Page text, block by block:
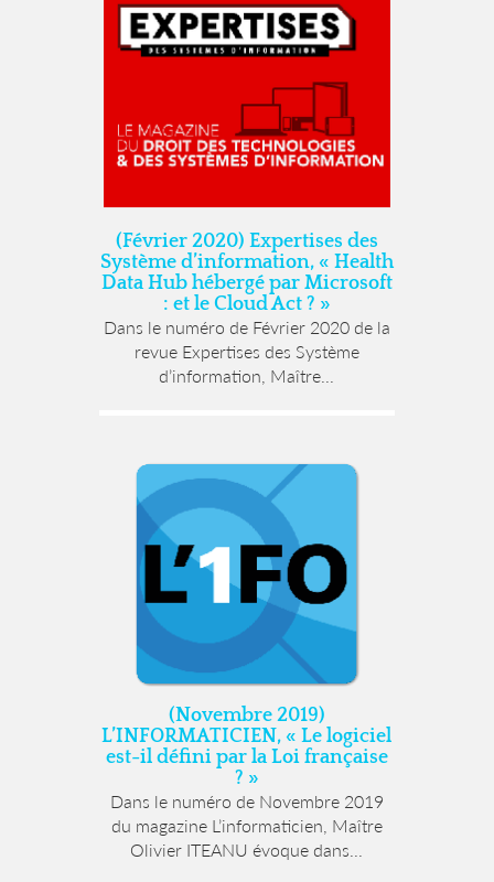
(Février 2020) Expertises des
Système d’information, « Health
Data Hub hébergé par Microsoft
: et le Cloud Act ? »
Dans le numéro de Février 2020 de la
revue Expertises des Système
d’information, Maître...
(Novembre 2019)
L’INFORMATICIEN, « Le logiciel
est-il défini par la Loi française
? »
Dans le numéro de Novembre 2019
du magazine L’informaticien, Maître
Olivier ITEANU évoque dans...